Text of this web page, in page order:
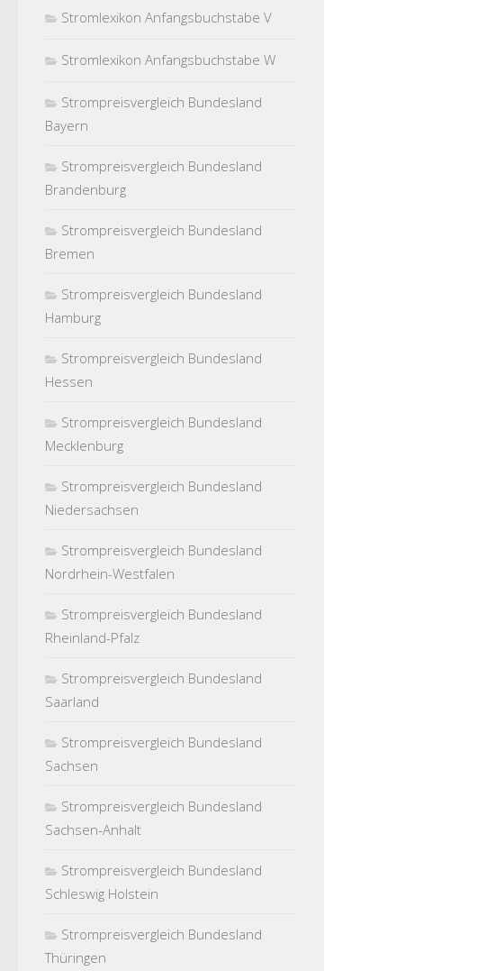
Stromlexikon Anfangsbuchstabe V
Stromlexikon Anfangsbuchstabe W
Strompreisvergleich Bundesland
Bayern
Strompreisvergleich Bundesland
Brandenburg
Strompreisvergleich Bundesland
Bremen
Strompreisvergleich Bundesland
Hamburg
Strompreisvergleich Bundesland
Hessen
Strompreisvergleich Bundesland
Mecklenburg
Strompreisvergleich Bundesland
Niedersachsen
Strompreisvergleich Bundesland
Nordrhein-Westfalen
Strompreisvergleich Bundesland
Rheinland-Pfalz
Strompreisvergleich Bundesland
Saarland
Strompreisvergleich Bundesland
Sachsen
Strompreisvergleich Bundesland
Sachsen-Anhalt
Strompreisvergleich Bundesland
Schleswig Holstein
Strompreisvergleich Bundesland
Thüringen